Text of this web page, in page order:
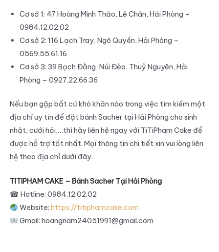
Cơ sở 1: 47 Hoàng Minh Thảo, Lê Chân, Hải Phòng –
0984.12.02.02
Cơ sở 2: 116 Lạch Tray, Ngô Quyền, Hải Phòng –
0569.55.61.16
Cơ sở 3: 39 Bạch Đằng, Núi Đèo, Thuỷ Nguyên, Hải
Phòng – 0927.22.66.36
Nếu bạn gặp bất cứ khó khăn nào trong việc tìm kiếm một
địa chỉ uy tín để đặt bánh Sacher tại Hải Phòng cho sinh
nhật, cưới hỏi,…thì hãy liên hệ ngay với TiTiPham Cake để
được hỗ trợ tốt nhất. Mọi thông tin chi tiết xin vui lòng liên
hệ theo địa chỉ dưới đây.
TITIPHAM CAKE – Bánh Sacher Tại Hải Phòng
☎ Hotline: 0984.12.02.02
Website: https://titiphamcake.com
Gmail: hoangnam24051991@gmail.com